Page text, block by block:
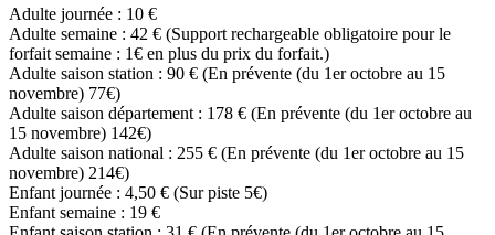
Adulte journée : 10 €
Adulte semaine : 42 € (Support rechargeable obligatoire pour le
forfait semaine : 1€ en plus du prix du forfait.)
Adulte saison station : 90 € (En prévente (du 1er octobre au 15
novembre) 77€)
Adulte saison département : 178 € (En prévente (du 1er octobre au
15 novembre) 142€)
Adulte saison national : 255 € (En prévente (du 1er octobre au 15
novembre) 214€)
Enfant journée : 4,50 € (Sur piste 5€)
Enfant semaine : 19 €